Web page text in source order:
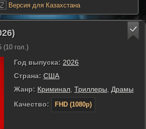
Версия для Казахстана
(10 гол.)
Год выпуска: 2026
Страна: США
Жанр: Криминал Триллеры
Драмы
Качество:
FHD (1080p)